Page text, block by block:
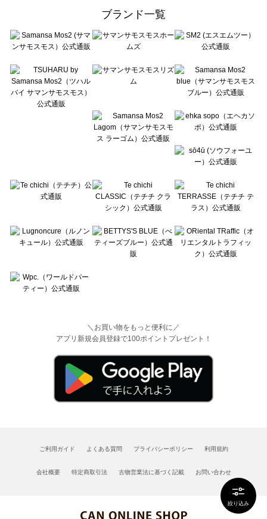
絞り込み
Te chichi（テチチ）の一覧
Te chichi CLASSIC（テチチ クラシック）の一覧
Lugnoncure（ルノンキュール）の一覧
BETTY'S BLUE（べティーズブルー）の一覧
Wpc.（ワールドパーティー）の一覧
ブランド一覧
＼お買い物をもっと便利に／
アプリ新規会員登録で100ポイントプレゼント！
ご利用ガイド よくある質問 プライバシーポリシー 利用規約
会社概要 特定商取引法 古物営業法に基づく記載 お問い合わせ